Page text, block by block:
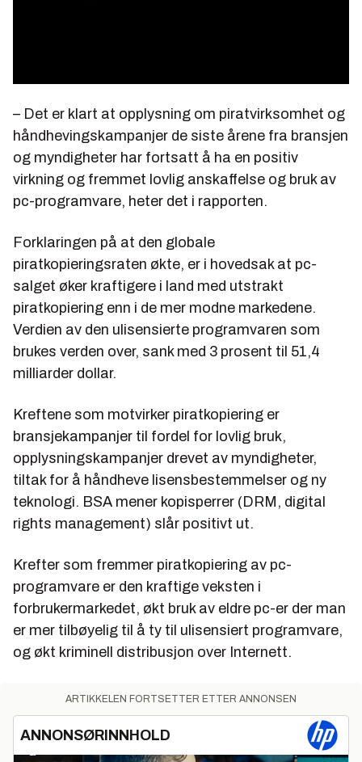
– Det er klart at opplysning om piratvirksomhet og
håndhevingskampanjer de siste årene fra bransjen
og myndigheter har fortsatt å ha en positiv
virkning og fremmet lovlig anskaffelse og bruk av
pc-programvare, heter det i rapporten.
Forklaringen på at den globale
piratkopieringsraten økte, er i hovedsak at pc-
salget øker kraftigere i land med utstrakt
piratkopiering enn i de mer modne markedene.
Verdien av den ulisensierte programvaren som
brukes verden over, sank med 3 prosent til 51,4
milliarder dollar.
Kreftene som motvirker piratkopiering er
bransjekampanjer til fordel for lovlig bruk,
opplysningskampanjer drevet av myndigheter,
tiltak for å håndheve lisensbestemmelser og ny
teknologi. BSA mener kopisperrer (DRM, digital
rights management) slår positivt ut.
Krefter som fremmer piratkopiering av pc-
programvare er den kraftige veksten i
forbrukermarkedet, økt bruk av eldre pc-er der man
er mer tilbøyelig til å ty til ulisensiert programvare,
og økt kriminell distribusjon over Internett.
ARTIKKELEN FORTSETTER ETTER ANNONSEN
ANNONSØRINNHOLD